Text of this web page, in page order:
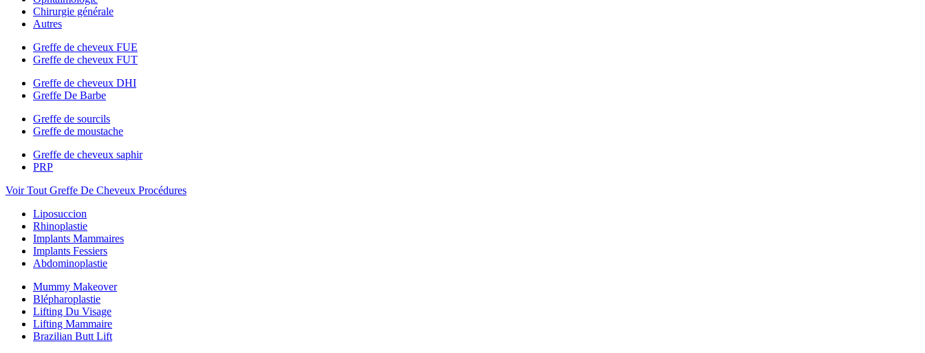
Chirurgie générale
Autres
Greffe de cheveux FUE
Greffe de cheveux FUT
Greffe de cheveux DHI
Greffe De Barbe
Greffe de sourcils
Greffe de moustache
Greffe de cheveux saphir
PRP
Voir Tout Greffe De Cheveux Procédures
Liposuccion
Rhinoplastie
Implants Mammaires
Implants Fessiers
Abdominoplastie
Mummy Makeover
Blépharoplastie
Lifting Du Visage
Lifting Mammaire
Brazilian Butt Lift